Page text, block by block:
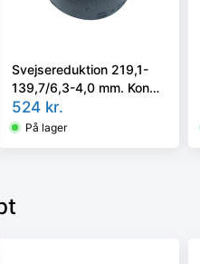
Svejsereduktion 219,1-
139,7/6,3-4,0 mm. Konc.
Slyngr. Faset, Kval.
P235GH, EN 10253-
524 kr.
På lager